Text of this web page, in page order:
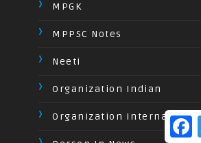
MPGK
MPPSC Notes
Neeti
Organization Indian
Organization International